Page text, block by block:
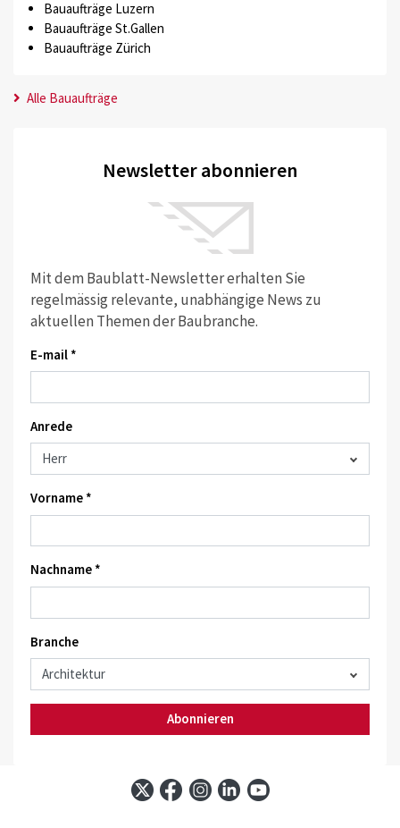
Bauaufträge Luzern
Bauaufträge St.Gallen
Bauaufträge Zürich
Alle Bauaufträge
Newsletter abonnieren
Mit dem Baublatt-Newsletter erhalten Sie
regelmässig relevante, unabhängige News zu
aktuellen Themen der Baubranche.
E-mail *
Anrede
Vorname *
Nachname *
Branche
Abonnieren